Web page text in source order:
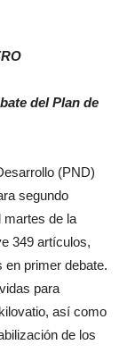
del Plan de
(PND)
segundo
martes de la
349 artículos,
en primer debate.
para
así como
de los